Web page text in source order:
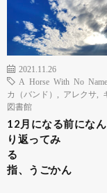
2021.11.26
A Horse With No Name
カ（バンド）
アレクサ
図書館
12月になる前にな
り返ってみ
指、うごかん